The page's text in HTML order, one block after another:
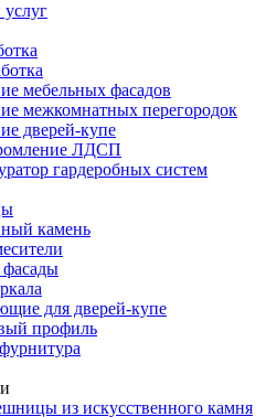
услуг
мебельных фасадов
межкомнатных перегородок
дверей-купе
ЛДСП
гардеробных систем
камень
для дверей-купе
профиль
из искусственного камня